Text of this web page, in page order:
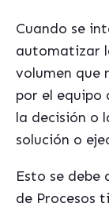
Cuando se
automatizar
volumen que
por el equipo
la decisión o
solución o
Esto se
de Procesos